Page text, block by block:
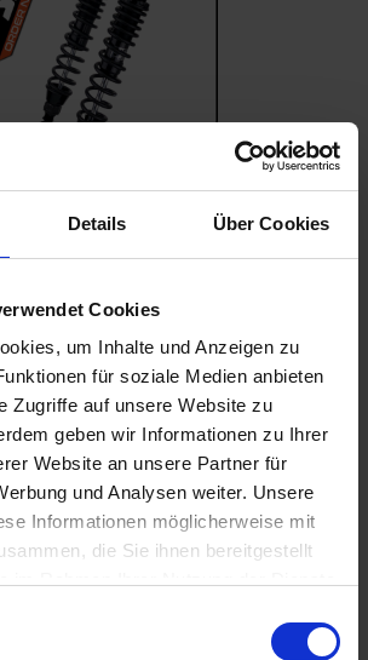
Details Über Cookies
Cookies
um Inhalte und Anzeigen zu
für soziale Medien anbieten
Zugriffe auf unsere Website zu
geben wir Informationen zu Ihrer
Website an unsere Partner für
und Analysen weiter. Unsere
Informationen möglicherweise mit
die Sie ihnen bereitgestellt
unsere Webseite weiterhin nutzen.
Lieferzeit ca. 2-4 Werktage innerhalb
In den Warenkorb
Federbein in schwarz.
sowie Zug-Druckstufe einstellbar....